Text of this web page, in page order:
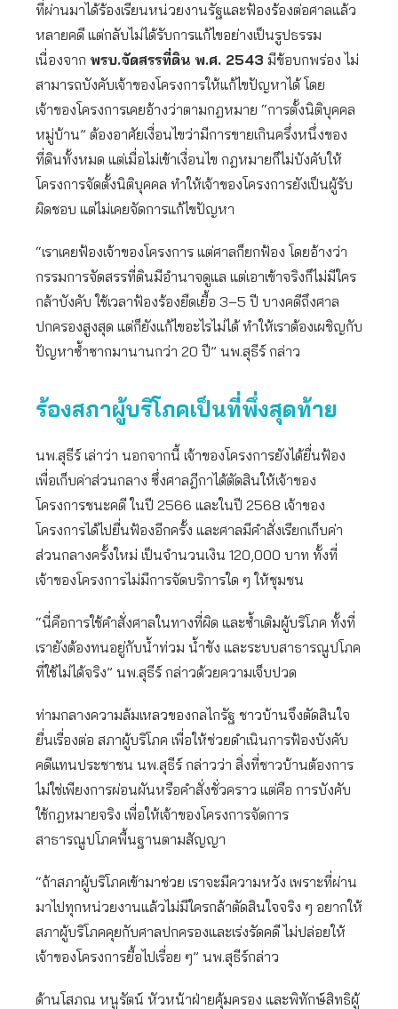
ที่ผ่านมาได้ร้องเรียนหน่วยงานรัฐและฟ้องร้องต่อศาลแล้ว
หลายคดี แต่กลับไม่ได้รับการแก้ไขอย่างเป็นรูปธรรม
เนื่องจาก พรบ.จัดสรรที่ดิน พ.ศ. 2543 มีข้อบกพร่อง ไม่
สามารถบังคับเจ้าของโครงการให้แก้ไขปัญหาได้ โดย
เจ้าของโครงการเคยอ้างว่าตามกฎหมาย “การตั้งนิติบุคคล
หมู่บ้าน” ต้องอาศัยเงื่อนไขว่ามีการขายเกินครึ่งหนึ่งของ
ที่ดินทั้งหมด แต่เมื่อไม่เข้าเงื่อนไข กฎหมายก็ไม่บังคับให้
โครงการจัดตั้งนิติบุคคล ทำให้เจ้าของโครงการยังเป็นผู้รับ
ผิดชอบ แต่ไม่เคยจัดการแก้ไขปัญหา
“เราเคยฟ้องเจ้าของโครงการ แต่ศาลก็ยกฟ้อง โดยอ้างว่า
กรรมการจัดสรรที่ดินมีอำนาจดูแล แต่เอาเข้าจริงก็ไม่มีใคร
กล้าบังคับ ใช้เวลาฟ้องร้องยืดเยื้อ 3–5 ปี บางคดีถึงศาล
ปกครองสูงสุด แต่ก็ยังแก้ไขอะไรไม่ได้ ทำให้เราต้องเผชิญกับ
ปัญหาซ้ำซากมานานกว่า 20 ปี” นพ.สุธีร์ กล่าว
ร้องสภาผู้บริโภคเป็นที่พึ่งสุดท้าย
นพ.สุธีร์ เล่าว่า นอกจากนี้ เจ้าของโครงการยังได้ยื่นฟ้อง
เพื่อเก็บค่าส่วนกลาง ซึ่งศาลฎีกาได้ตัดสินให้เจ้าของ
โครงการชนะคดี ในปี 2566 และในปี 2568 เจ้าของ
โครงการได้ไปยื่นฟ้องอีกครั้ง และศาลมีคำสั่งเรียกเก็บค่า
ส่วนกลางครั้งใหม่ เป็นจำนวนเงิน 120,000 บาท ทั้งที่
เจ้าของโครงการไม่มีการจัดบริการใด ๆ ให้ชุมชน
“นี่คือการใช้คำสั่งศาลในทางที่ผิด และซ้ำเติมผู้บริโภค ทั้งที่
เรายังต้องทนอยู่กับน้ำท่วม น้ำขัง และระบบสาธารณูปโภค
ที่ใช้ไม่ได้จริง” นพ.สุธีร์ กล่าวด้วยความเจ็บปวด
ท่ามกลางความล้มเหลวของกลไกรัฐ ชาวบ้านจึงตัดสินใจ
ยื่นเรื่องต่อ สภาผู้บริโภค เพื่อให้ช่วยดำเนินการฟ้องบังคับ
คดีแทนประชาชน นพ.สุธีร์ กล่าวว่า สิ่งที่ชาวบ้านต้องการ
ไม่ใช่เพียงการผ่อนผันหรือคำสั่งชั่วคราว แต่คือ การบังคับ
ใช้กฎหมายจริง เพื่อให้เจ้าของโครงการจัดการ
สาธารณูปโภคพื้นฐานตามสัญญา
“ถ้าสภาผู้บริโภคเข้ามาช่วย เราจะมีความหวัง เพราะที่ผ่าน
มาไปทุกหน่วยงานแล้วไม่มีใครกล้าตัดสินใจจริง ๆ อยากให้
สภาผู้บริโภคคุยกับศาลปกครองและเร่งรัดคดี ไม่ปล่อยให้
เจ้าของโครงการยื้อไปเรื่อย ๆ” นพ.สุธีร์กล่าว
ด้านโสภณ หนูรัตน์ หัวหน้าฝ่ายคุ้มครอง และพิทักษ์สิทธิผู้